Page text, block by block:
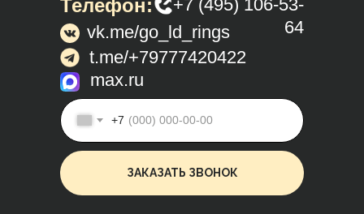
Телефон:
+7 (495) 106-53-
64
vk.me/go_ld_rings
t.me/+79777420422
max.ru
+7
ЗАКАЗАТЬ ЗВОНОК